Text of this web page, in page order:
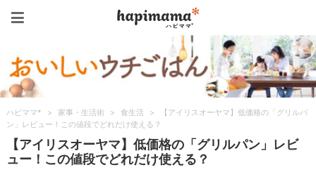
ハピママ* > 家事・生活術 > 食生活 >
【アイリスオーヤマ】低価格の「グリルパ
ン」レビュー！この値段でどれだけ使える？
【アイリスオーヤマ】低価格の「グリルパン」レビ
ュー！この値段でどれだけ使える？